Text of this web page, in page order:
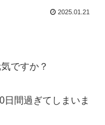
2025.01.21
ですか？
間過ぎてしまいま